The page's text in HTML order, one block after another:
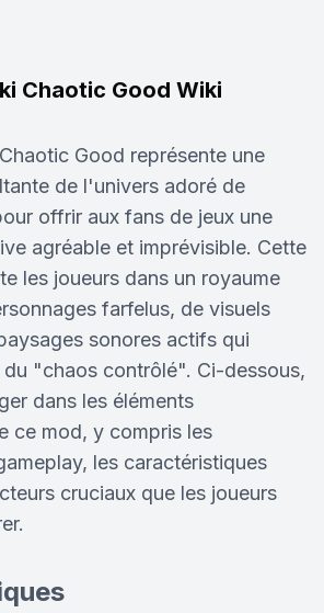
Chaotic Good Wiki
Good représente une
de l'univers adoré de
offrir aux fans de jeux une
agréable et imprévisible. Cette
les joueurs dans un royaume
farfelus, de visuels
sonores actifs qui
"chaos contrôlé". Ci-dessous,
dans les éléments
ce mod, y compris les
les caractéristiques
cruciaux que les joueurs